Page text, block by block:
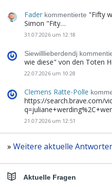
Fader kommentierte "Fifty
Simon "Fity…
31.07.2026 um 12:18
Siewilllieberdendj
wie diese" von den Toten
22.07.2026 um 10:28
Clemens Ratte-Polle
https://search.brave.com/
21.07.2026 um 12:51
» Weitere aktuelle
Aktuelle Fragen